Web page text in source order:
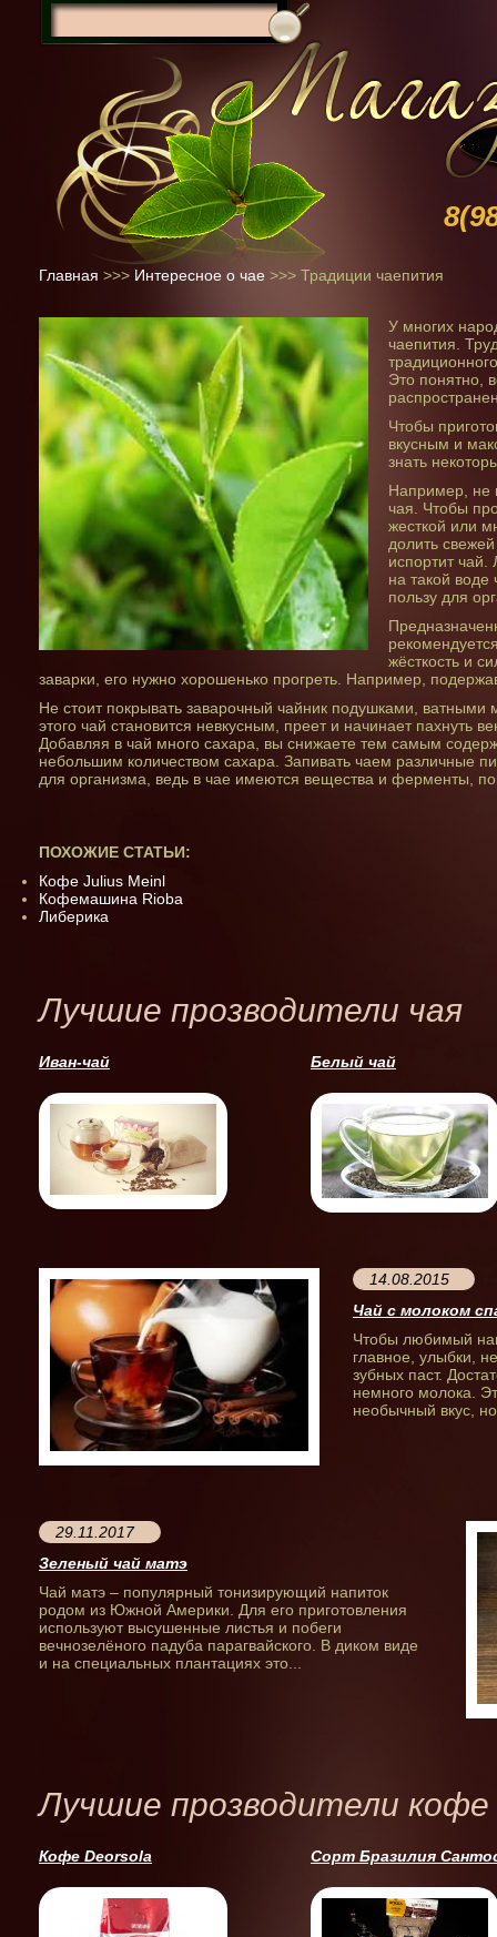
Главная >>> Интересное о чае >>> Традиции чаепития
У многих
чаепития.
Это понятно,
Чтобы
вкусным и
знать
Например, не
чая. Чтобы
жесткой или
долить
испортит
на такой воде
пользу для
жёсткость и
заварки, его нужно хорошенько прогреть. Например,
Не стоит покрывать заварочный чайник подушками,
этого чай становится невкусным, преет и начинает пахнуть
Добавляя в чай много сахара, вы снижаете тем самым
небольшим количеством сахара. Запивать чаем различные
для организма, ведь в чае имеются вещества и ферменты,
ПОХОЖИЕ СТАТЬИ:
Кофе Julius Meinl
Кофемашина Rioba
Либерика
Лучшие прозводители чая
Иван-чай Белый чай
14.08.2015
Чай с молоком
Чтобы любимый
главное, улыбки,
зубных паст.
немного молока.
необычный вкус,
29.11.2017
Зеленый чай матэ
Чай матэ – популярный тонизирующий напиток
родом из Южной Америки. Для его приготовления
используют высушенные листья и побеги
вечнозелёного падуба парагвайского. В диком виде
и на специальных плантациях это...
Лучшие прозводители кофе
Кофе Deorsola Сорт Бразилия